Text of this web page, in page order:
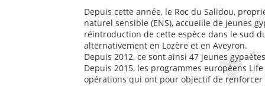
Depuis cette année, le Roc du Salidou,
naturel sensible (ENS), accueille de jeunes
réintroduction de cette espèce dans le sud
alternativement en Lozère et en Aveyron.
Depuis 2012, ce sont ainsi 47 jeunes
Depuis 2015, les programmes européens
opérations qui ont pour objectif de